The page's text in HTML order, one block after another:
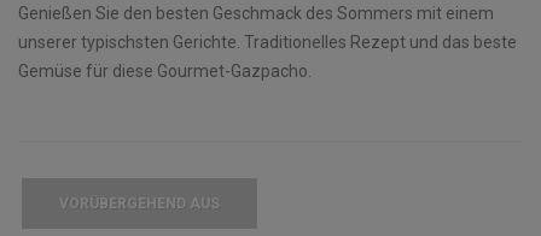
Genießen Sie den besten Geschmack des Sommers mit einem
unserer typischsten Gerichte. Traditionelles Rezept und das beste
Gemüse für diese Gourmet-Gazpacho.
VORÜBERGEHEND AUS